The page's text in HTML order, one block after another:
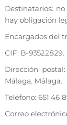
Destinatarios:
hay obligación
Encargados del
CIF: B-93522829.
Dirección
Málaga, Málaga.
Teléfono: 651 46
Correo